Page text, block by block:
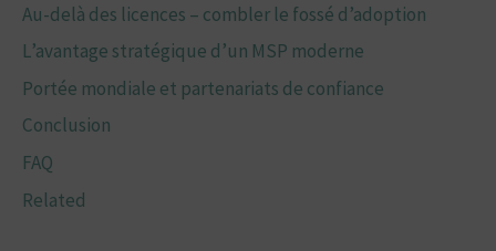
Au-delà des licences – combler le fossé d’adoption
L’avantage stratégique d’un MSP moderne
Portée mondiale et partenariats de confiance
Conclusion
FAQ
Related